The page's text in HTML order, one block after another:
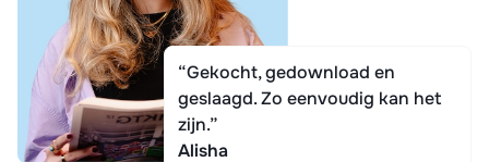
“Gekocht, gedownload en
geslaagd. Zo eenvoudig kan het
zijn.”
Alisha